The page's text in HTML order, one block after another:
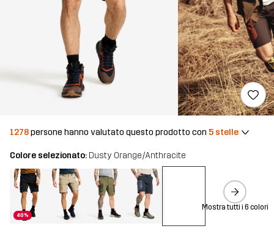
1278persone hanno valutato questo prodotto con 5 stelle
Colore selezionato: Dusty Orange/Anthracite
40%
Mostra tutti i 6 colori